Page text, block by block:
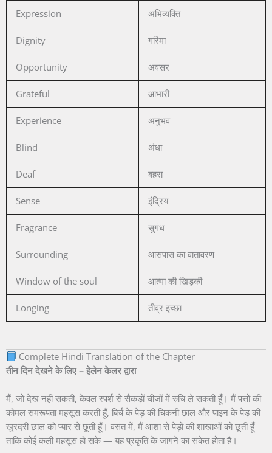
Expression अभिव्यक्ति
Dignity गरिमा
Opportunity अवसर
Grateful आभारी
Experience अनुभव
Blind अंधा
Deaf बहरा
Sense इंद्रिय
Fragrance सुगंध
Surrounding आसपास का वातावरण
Window of the soul आत्मा की खिड़की
Longing तीव्र इच्छा
Complete Hindi Translation of the Chapter
तीन दिन देखने के लिए – हेलेन केलर द्वारा
मैं, जो देख नहीं सकती, केवल स्पर्श से सैकड़ों चीजों में रुचि ले सकती हूँ। मैं पत्तों की
कोमल समरूपता महसूस करती हूँ, बिर्च के पेड़ की चिकनी छाल और पाइन के पेड़ की
खुरदरी छाल को प्यार से छूती हूँ। वसंत में, मैं आशा से पेड़ों की शाखाओं को छूती हूँ
ताकि कोई कली महसूस हो सके — यह प्रकृति के जागने का संकेत होता है।